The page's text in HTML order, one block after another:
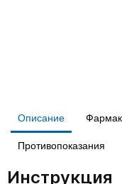
Описание
Противопоказания
Инструкция